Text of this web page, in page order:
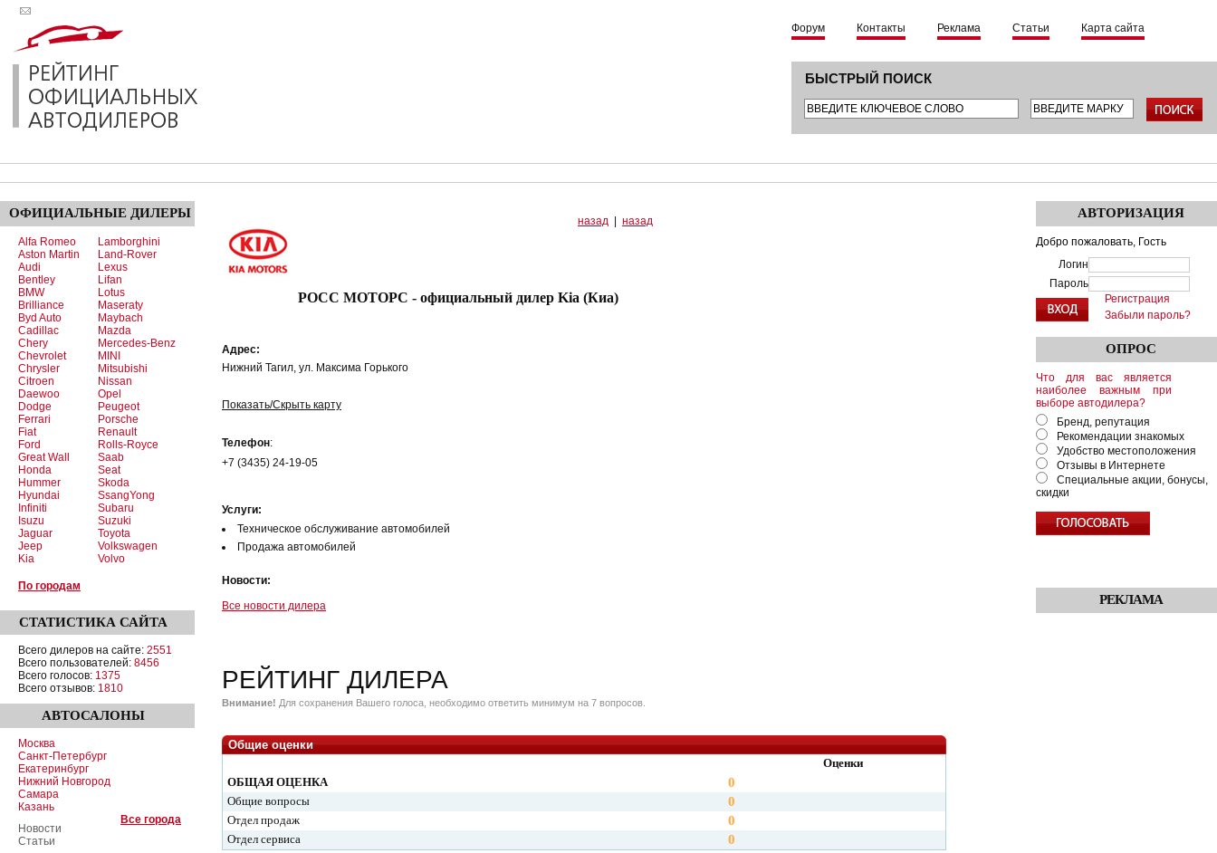
Форум Контакты Реклама Статьи Карта сайта
БЫСТРЫЙ ПОИСК
ОФИЦИАЛЬНЫЕ ДИЛЕРЫ
Alfa Romeo
Aston Martin
Audi
Bentley
BMW
Brilliance
Byd Auto
Cadillac
Chery
Chevrolet
Chrysler
Citroen
Daewoo
Dodge
Ferrari
Fiat
Ford
Great Wall
Honda
Hummer
Hyundai
Infiniti
Isuzu
Jaguar
Jeep
Kia
Lamborghini
Land-Rover
Lexus
Lifan
Lotus
Maseraty
Maybach
Mazda
Mercedes-Benz
MINI
Mitsubishi
Nissan
Opel
Peugeot
Porsche
Renault
Rolls-Royce
Saab
Seat
Skoda
SsangYong
Subaru
Suzuki
Toyota
Volkswagen
Volvo
По городам
СТАТИСТИКА САЙТА
Всего дилеров на сайте: 2551
Всего пользователей: 8456
Всего голосов: 1375
Всего отзывов: 1810
АВТОСАЛОНЫ
Москва
Санкт-Петербург
Екатеринбург
Нижний Новгород
Самара
Казань
Все города
Новости
Статьи
АВТОРИЗАЦИЯ
Добро пожаловать, Гость
Логин
Пароль
Регистрация
Забыли пароль?
ОПРОС
Что для вас является
наиболее важным при
выборе автодилера?
Бренд, репутация
Рекомендации знакомых
Удобство местоположения
Отзывы в Интернете
Специальные акции, бонусы,
скидки
РЕКЛАМА
назад назад
РОСС МОТОРС - официальный дилер Kia (Киа)
Адрес:
Нижний Тагил, ул. Максима Горького
Показать/Скрыть карту
Телефон:
+7 (3435) 24-19-05
Услуги:
Техническое обслуживание автомобилей
Продажа автомобилей
Новости:
Все новости дилера
РЕЙТИНГ ДИЛЕРА
Внимание! Для сохранения Вашего голоса, необходимо ответить минимум на 7 вопросов.
Общие оценки
Оценки
ОБЩАЯ ОЦЕНКА
0
Общие вопросы 0
Отдел продаж 0
Отдел сервиса 0